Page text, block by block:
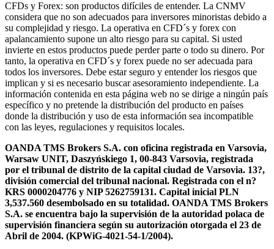
CFDs y Forex: son productos difíciles de entender. La CNMV
considera que no son adecuados para inversores minoristas debido a
su complejidad y riesgo. La operativa en CFD´s y forex con
apalancamiento supone un alto riesgo para su capital. Si usted
invierte en estos productos puede perder parte o todo su dinero. Por
tanto, la operativa en CFD´s y forex puede no ser adecuada para
todos los inversores. Debe estar seguro y entender los riesgos que
implican y si es necesario buscar asesoramiento independiente. La
información contenida en esta página web no se dirige a ningún país
específico y no pretende la distribución del producto en países
donde la distribución y uso de esta información sea incompatible
con las leyes, regulaciones y requisitos locales.
OANDA TMS Brokers S.A. con oficina registrada en Varsovia,
Warsaw UNIT, Daszyńskiego 1, 00-843 Varsovia, registrada
por el tribunal de distrito de la capital ciudad de Varsovia. 13?,
división comercial del tribunal nacional. Registrada con el n?
KRS 0000204776 y NIP 5262759131. Capital inicial PLN
3,537.560 desembolsado en su totalidad. OANDA TMS Brokers
S.A. se encuentra bajo la supervisión de la autoridad polaca de
supervisión financiera según su autorización otorgada el 23 de
Abril de 2004. (KPWiG-4021-54-1/2004).